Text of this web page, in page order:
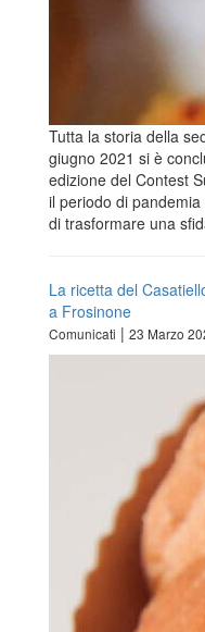
Tutta la storia della
giugno 2021 si è
edizione del Contest
il periodo di pandemia
di trasformare una
La ricetta del
a Frosinone
Comunicati | 23 Marzo